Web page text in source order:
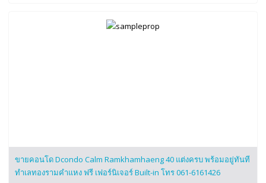
ขายคอนโด Dcondo Calm Ramkhamhaeng 40 แต่งครบ พร้อมอยู่ทันที
ทำเลทองรามคำแหง ฟรี เฟอร์นิเจอร์ Built-in โทร 061-6161426